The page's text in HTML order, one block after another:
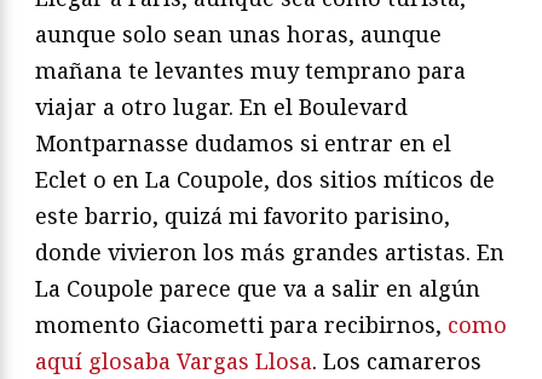
aunque solo sean unas horas, aunque
mañana te levantes muy temprano para
viajar a otro lugar. En el Boulevard
Montparnasse dudamos si entrar en el
Eclet o en La Coupole, dos sitios míticos de
este barrio, quizá mi favorito parisino,
donde vivieron los más grandes artistas. En
La Coupole parece que va a salir en algún
momento Giacometti para recibirnos, como
aquí glosaba Vargas Llosa. Los camareros